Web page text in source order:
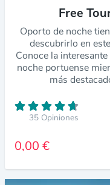
Free
Oporto de noche
descubrirlo en
Conoce la
noche portuense
más
35 Opiniones
0,00 €